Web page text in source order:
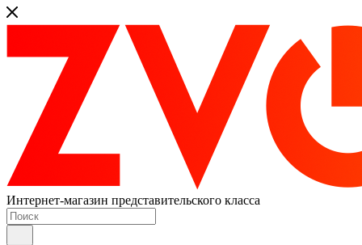
Интернет-магазин представительского класса